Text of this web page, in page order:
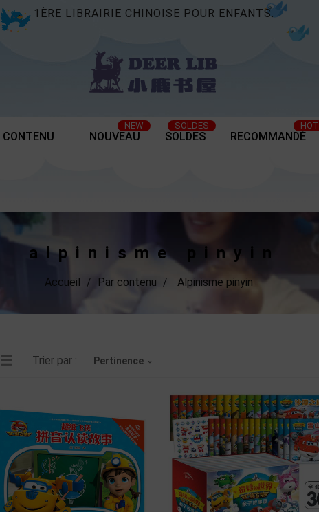
1ÈRE LIBRAIRIE CHINOISE POUR ENFANTS.
CONTENU NOUVEAU
NEW
SOLDES
SOLDES
RECOMMANDÉ
HOT
alpinisme pinyin
Accueil Par contenu Alpinisme pinyin
Trier par : Pertinence 